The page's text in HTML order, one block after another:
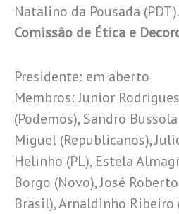
Natalino da Pousada (PDT).
Comissão de Ética e
Presidente: em aberto
Membros: Junior
(Podemos), Sandro
Miguel (Republicanos),
Helinho (PL), Estela
Borgo (Novo), José
Brasil), Arnaldinho